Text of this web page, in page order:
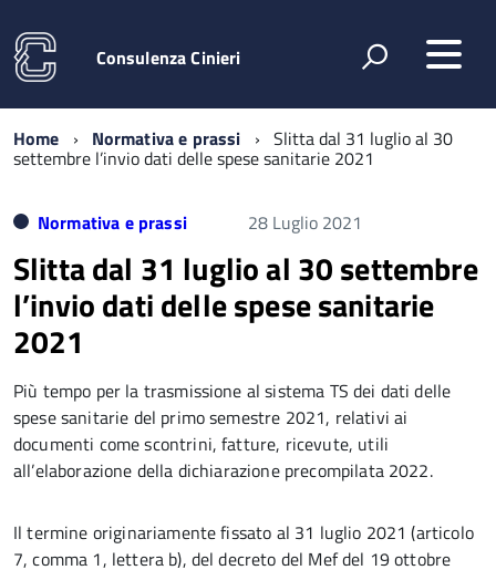
Consulenza Cinieri
Home Normativa e prassi Slitta dal 31 luglio al 30
settembre l’invio dati delle spese sanitarie 2021
Normativa e prassi 28 Luglio 2021
Slitta dal 31 luglio al 30 settembre
l’invio dati delle spese sanitarie
2021
Più tempo per la trasmissione al sistema TS dei dati delle
spese sanitarie del primo semestre 2021, relativi ai
documenti come scontrini, fatture, ricevute, utili
all’elaborazione della dichiarazione precompilata 2022.
Il termine originariamente fissato al 31 luglio 2021 (articolo
7, comma 1, lettera b), del decreto del Mef del 19 ottobre